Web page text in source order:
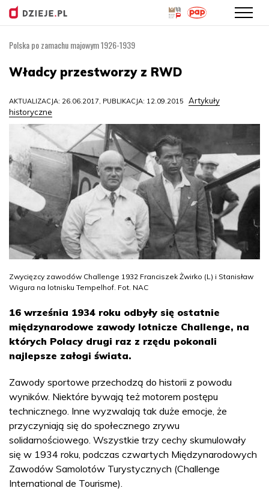
Przejdź
treści
Polska po zamachu majowym 1926-1939
Władcy przestworzy z RWD
AKTUALIZACJA: 26.06.2017, PUBLIKACJA: 12.09.2015
Artykuły
historyczne
Zwycięzcy zawodów Challenge 1932 Franciszek Żwirko (L) i Stanisław
Wigura na lotnisku Tempelhof. Fot. NAC
16 września 1934 roku odbyły się ostatnie
międzynarodowe zawody lotnicze Challenge, na
których Polacy drugi raz z rzędu pokonali
najlepsze załogi świata.
Zawody sportowe przechodzą do historii z powodu
wyników. Niektóre bywają też motorem postępu
technicznego. Inne wyzwalają tak duże emocje, że
przyczyniają się do społecznego zrywu
solidarnościowego. Wszystkie trzy cechy skumulowały
się w 1934 roku, podczas czwartych Międzynarodowych
Zawodów Samolotów Turystycznych (Challenge
International de Tourisme).